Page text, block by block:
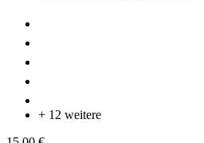
+ 12 weitere